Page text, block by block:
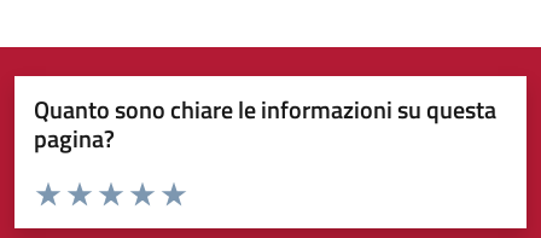
Quanto sono chiare le informazioni su questa
pagina?
Valuta da 1 a 5 stelle la pagina
Valuta 5 stelle su 5
Valuta 4 stelle su 5
Valuta 3 stelle su 5
Valuta 2 stelle su 5
Valuta 1 stelle su 5